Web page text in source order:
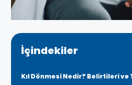
İçindekiler
Kıl Dönmesi Nedir? Belirtileri ve